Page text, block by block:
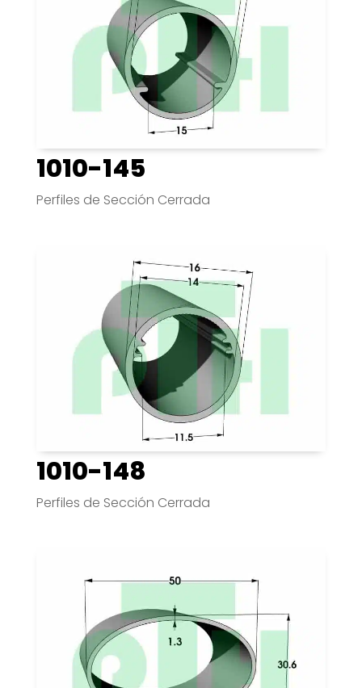
1010-145
Perfiles de Sección Cerrada
1010-148
Perfiles de Sección Cerrada